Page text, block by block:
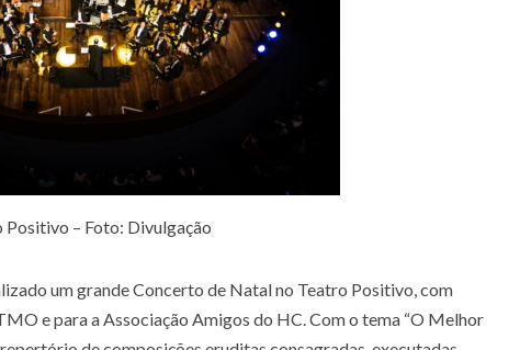
– Foto: Divulgação
um grande Concerto de Natal no Teatro Positivo, com
e para a Associação Amigos do HC. Com o tema “O Melhor